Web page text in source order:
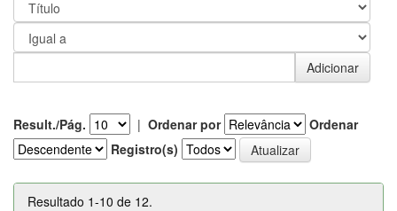
Result./Pág. | Ordenar por
Ordenar
Registro(s)
Resultado 1-10 de 12.